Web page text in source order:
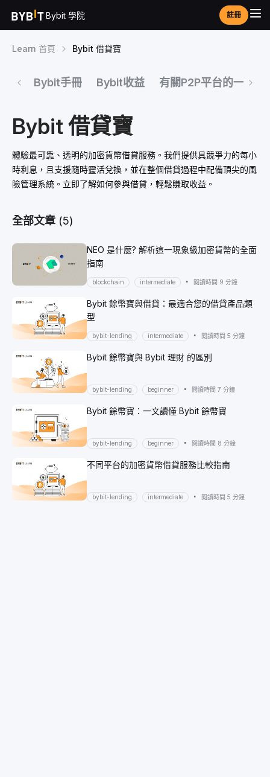
Bybit 學院 註冊
Learn 首頁 Bybit 借貸寶
Bybit手冊 Bybit收益 有關P2P平台的一切
Bybit 借貸寶
體驗最可靠、透明的加密貨幣借貸服務。我們提供具競爭力的每小
時利息，且支援隨時靈活兌換，並在整個借貸過程中配備頂尖的風
險管理系統。立即了解如何參與借貸，輕鬆賺取收益。
全部文章 (5)
NEO 是什麼? 解析這一現象級加密貨幣的全面
指南
blockchain intermediate • 閱讀時間 9 分鐘
Bybit 餘幣寶與借貸：最適合您的借貸產品類
型
bybit-lending intermediate • 閱讀時間 5 分鐘
Bybit 餘幣寶與 Bybit 理財 的區別
bybit-lending beginner • 閱讀時間 7 分鐘
Bybit 餘幣寶：一文讀懂 Bybit 餘幣寶
bybit-lending beginner • 閱讀時間 8 分鐘
不同平台的加密貨幣借貸服務比較指南
bybit-lending intermediate • 閱讀時間 5 分鐘